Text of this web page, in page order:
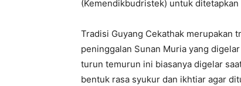
(Kemendikbudristek) untuk ditetapkan
Tradisi Guyang Cekathak merupakan
peninggalan Sunan Muria yang
turun temurun ini biasanya digelar
bentuk rasa syukur dan ikhtiar agar